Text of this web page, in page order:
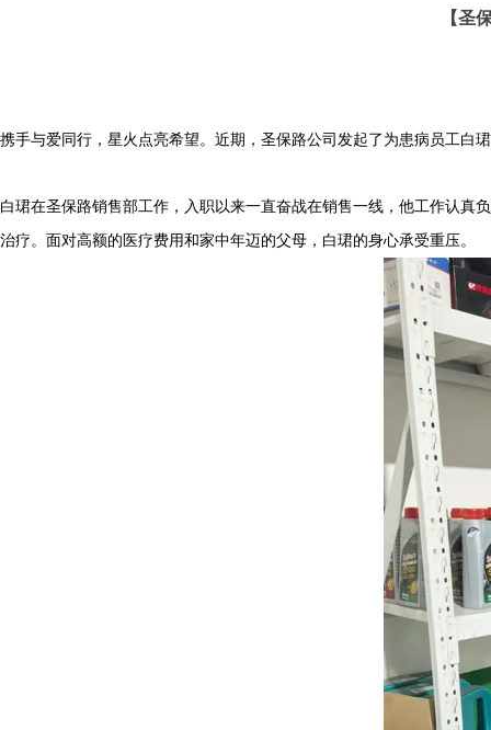
【圣
携手与爱同行，星火点亮希望。近期，圣保路公司发起了为患病员工白
白珺在圣保路销售部工作，入职以来一直奋战在销售一线，他工作认真
治疗。面对高额的医疗费用和家中年迈的父母，白珺的身心承受重压。